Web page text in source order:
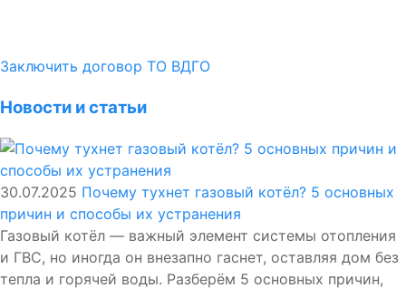
Заключить договор ТО ВДГО
Новости и статьи
30.07.2025 Почему тухнет газовый котёл? 5 основных
причин и способы их устранения
Газовый котёл — важный элемент системы отопления
и ГВС, но иногда он внезапно гаснет, оставляя дом без
тепла и горячей воды. Разберём 5 основных причин,